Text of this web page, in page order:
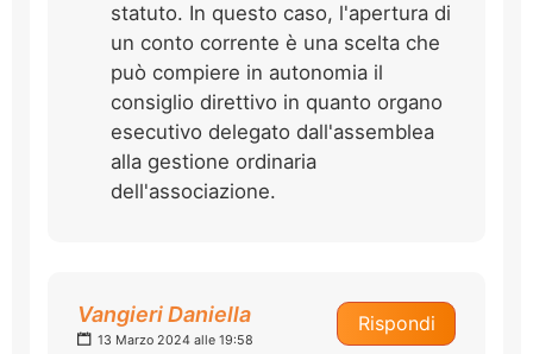
statuto. In questo caso, l'apertura di
un conto corrente è una scelta che
può compiere in autonomia il
consiglio direttivo in quanto organo
esecutivo delegato dall'assemblea
alla gestione ordinaria
dell'associazione.
Rispondi
Vangieri Daniella
13 Marzo 2024 alle 19:58